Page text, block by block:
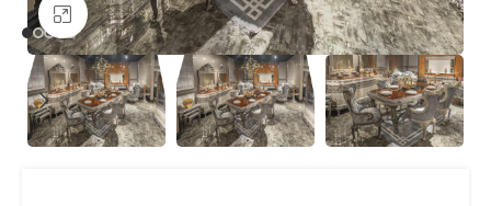
Büyütmek için tıklayın